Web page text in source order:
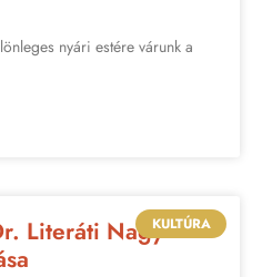
nyári estére várunk a
KULTÚRA
Literáti Nagy